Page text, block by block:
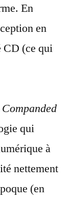
En
en
CD (ce qui
qui
à
nettement
(en